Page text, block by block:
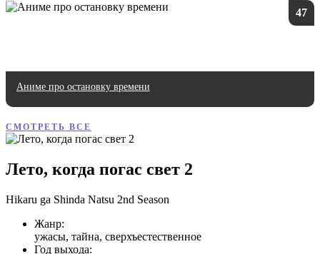
47
Аниме про остановку времени
СМОТРЕТЬ ВСЕ
Лето, когда погас свет 2
Hikaru ga Shinda Natsu 2nd Season
Жанр:
ужасы, тайна, сверхъестественное
Год выхода: